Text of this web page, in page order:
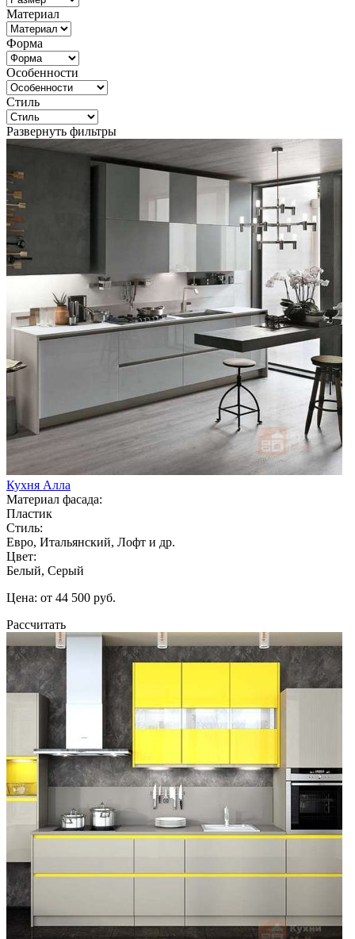
Материал
Форма
Особенности
Стиль
Развернуть фильтры
Кухня Алла
Материал фасада:
Пластик
Стиль:
Евро, Итальянский, Лофт и др.
Цвет:
Белый, Серый
Цена: от 44 500 руб.
Рассчитать